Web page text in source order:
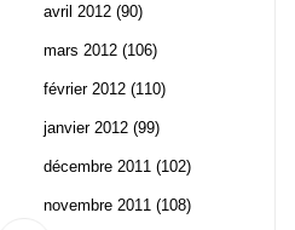
avril 2012 (90)
mars 2012 (106)
février 2012 (110)
janvier 2012 (99)
décembre 2011 (102)
novembre 2011 (108)